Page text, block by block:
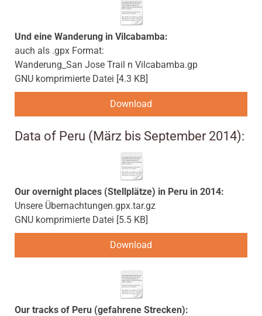
Und eine Wanderung in Vilcabamba:
auch als .gpx Format:
Wanderung_San Jose Trail n Vilcabamba.gp
GNU komprimierte Datei 4.3 KB
Download
Data of Peru (März bis September 2014):
Our overnight places (Stellplätze) in Peru in 2014:
Unsere Übernachtungen.gpx.tar.gz
GNU komprimierte Datei 5.5 KB
Download
Our tracks of Peru (gefahrene Strecken):